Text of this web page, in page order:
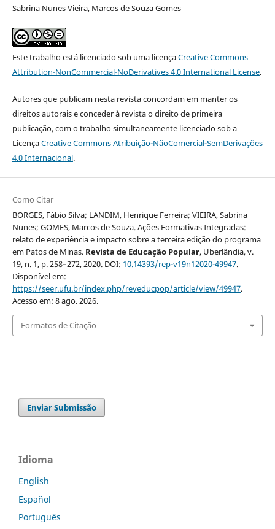
Sabrina Nunes Vieira, Marcos de Souza Gomes
Este trabalho está licenciado sob uma licençaCreative Commons
Attribution-NonCommercial-NoDerivatives 4.0 International License.
Autores que publicam nesta revista concordam em manter os
direitos autorais e conceder à revista o direito de primeira
publicação, com o trabalho simultaneamente licenciado sob a
LicençaCreative Commons Atribuição-NãoComercial-SemDerivações
4.0 Internacional.
Como Citar
BORGES, Fábio Silva; LANDIM, Henrique Ferreira; VIEIRA, Sabrina
Nunes; GOMES, Marcos de Souza. Ações Formativas Integradas:
relato de experiência e impacto sobre a terceira edição do programa
em Patos de Minas. Revista de Educação Popular, Uberlândia, v.
19, n. 1, p. 258–272, 2020. DOI: 10.14393/rep-v19n12020-49947.
Disponível em:
https://seer.ufu.br/index.php/reveducpop/article/view/49947.
Acesso em: 8 ago. 2026.
Formatos de Citação
Enviar Submissão
Idioma
English
Español
Português